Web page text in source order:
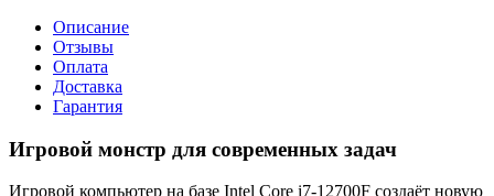
Описание
Отзывы
Оплата
Доставка
Гарантия
Игровой монстр для современных задач
Игровой компьютер на базе Intel Core i7-12700F создаёт новую